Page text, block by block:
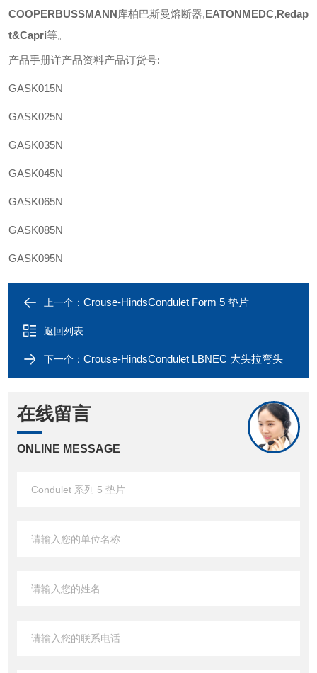
COOPERBUSSMANN库柏巴斯曼熔断器,EATONMEDC,Redap
t&Capri等。
产品手册详产品资料产品订货号:
GASK015N
GASK025N
GASK035N
GASK045N
GASK065N
GASK085N
GASK095N
上一个： Crouse-HindsCondulet Form 5 垫片
返回列表
下一个： Crouse-HindsCondulet LBNEC 大头拉弯头
在线留言
ONLINE MESSAGE